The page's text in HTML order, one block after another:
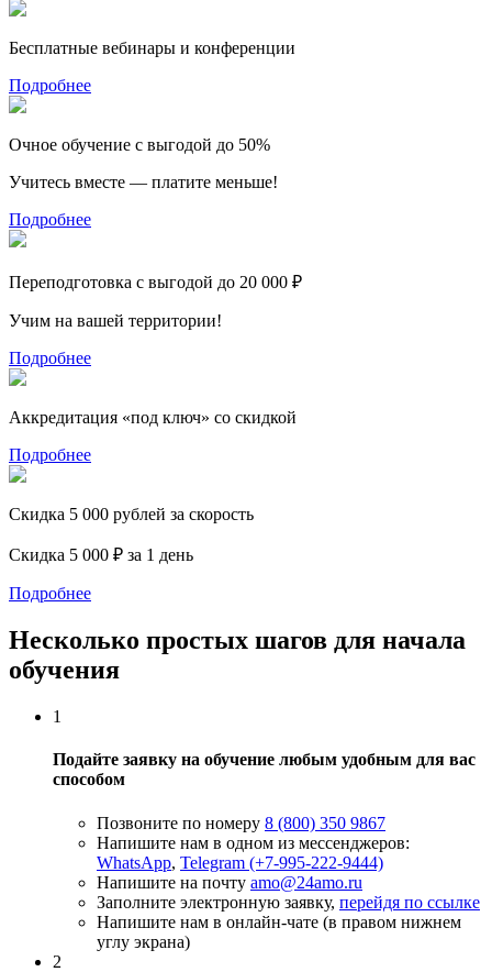
Бесплатные вебинары и конференции
Подробнее
Очное обучение с выгодой до 50%
Учитесь вместе — платите меньше!
Подробнее
Переподготовка с выгодой до 20 000 ₽
Учим на вашей территории!
Подробнее
Аккредитация «под ключ» со скидкой
Подробнее
Скидка 5 000 рублей за скорость
Скидка 5 000 ₽ за 1 день
Подробнее
Несколько простых шагов для начала
обучения
1
Подайте заявку на обучение любым удобным для вас
способом
Позвоните по номеру 8 (800) 350 9867
Напишите нам в одном из мессенджеров:
WhatsApp, Telegram (+7-995-222-9444)
Напишите на почту amo@24amo.ru
Заполните электронную заявку, перейдя по ссылке
Напишите нам в онлайн-чате (в правом нижнем
углу экрана)
2